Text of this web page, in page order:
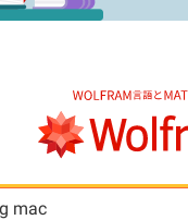
mac